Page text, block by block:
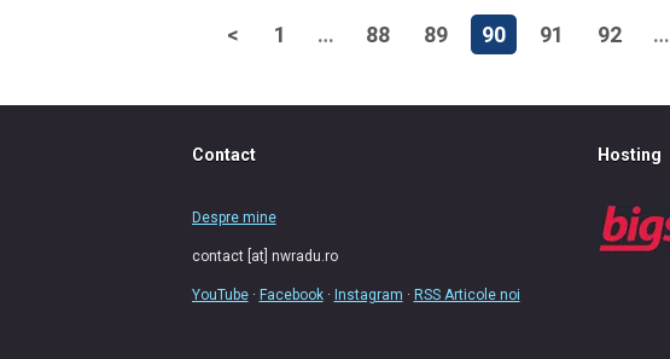
< 1 … 88 89 90 91 92 …
Contact
Despre mine
contact [at] nwradu.ro
YouTube· Facebook· Instagram · RSS Articole noi
Hosting